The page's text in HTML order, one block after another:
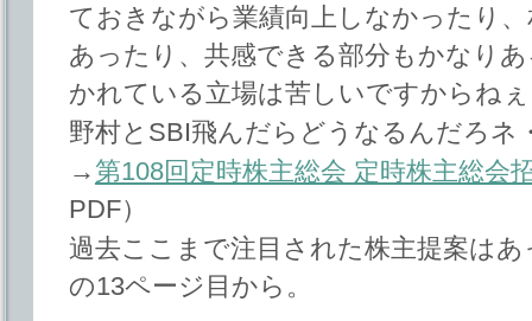
ておきながら業績向上しなかったり
あったり、共感できる部分もかなり
かれている立場は苦しいですからね
野村とSBI飛んだらどうなるんだろネ
→第108回定時株主総会 定時株主総会
PDF）
過去ここまで注目された株主提案は
の13ページ目から。